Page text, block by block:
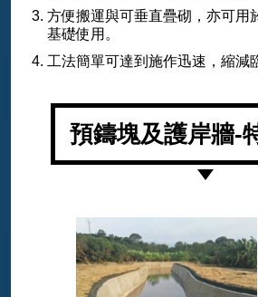
方便搬運與可垂直疊砌，亦可用
基礎使用。
工法簡單可達到施作迅速，縮減
預鑄塊及護岸牆-